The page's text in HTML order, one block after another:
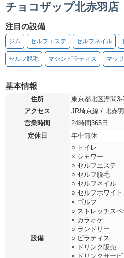
チョコザップ北赤羽店
注目の設備
ジム セルフエステ セルフネイル
セルフ脱毛 マシンピラティス マッ
基本情報
住所
東京都北区浮間
アクセス
JR埼京線 / 北赤
営業時間
24時間365日
定休日
年中無休
設備
○ トイレ
× シャワー
○ セルフエステ
○ セルフ脱毛
○ セルフネイル
○ セルフホワイ
× ゴルフ
○ ストレッチスペ
× カラオケ
○ ランドリー
○ ピラティス
× ドリンク販売
× ドリンクサービ